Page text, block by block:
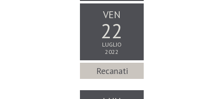
VEN
22
LUGLIO
2022
Recanati